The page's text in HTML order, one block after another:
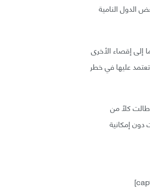
الدول النامية
إلى إقصاء الأخرى
عليها في خطر
التي طالت كلًا من
دون إمكانية